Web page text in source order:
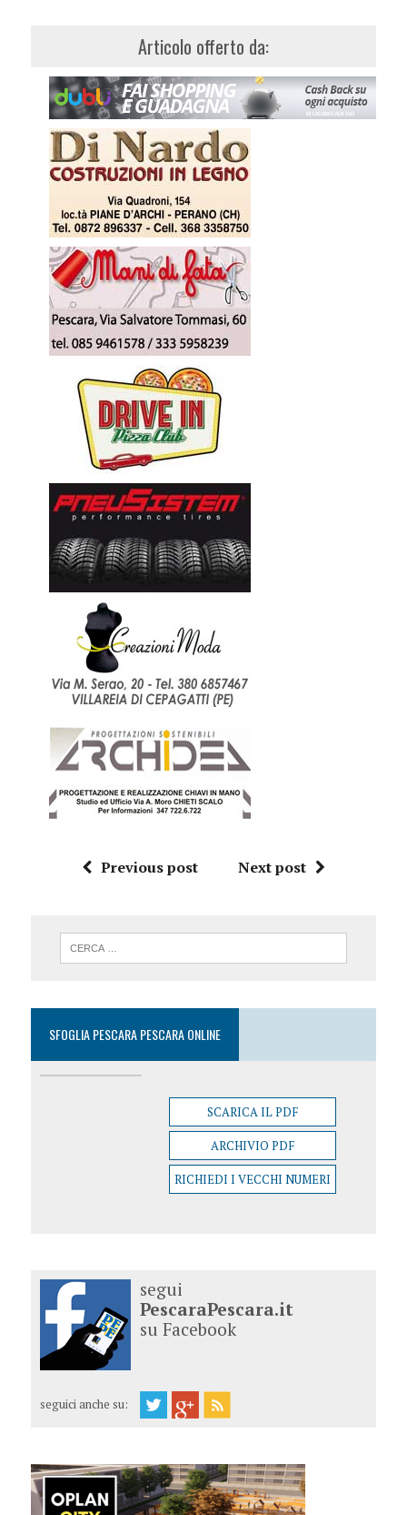
Articolo offerto da:
Previous post Next post
SFOGLIA PESCARA PESCARA ONLINE
SCARICA IL PDF
ARCHIVIO PDF
RICHIEDI I VECCHI NUMERI
segui
PescaraPescara.it
su Facebook
seguici anche su: